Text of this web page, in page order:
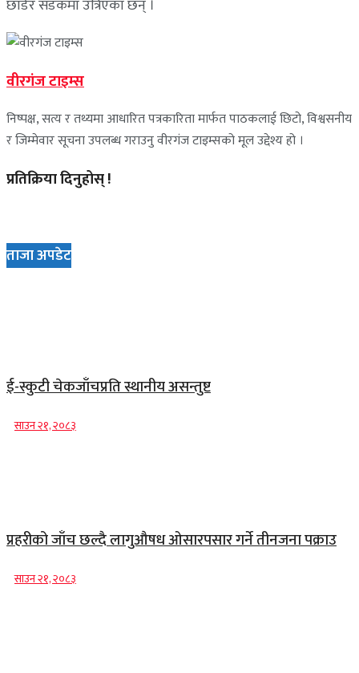
छाडेर सडकमा उत्रिएका छन् ।
वीरगंज टाइम्स
निष्पक्ष, सत्य र तथ्यमा आधारित पत्रकारिता मार्फत पाठकलाई छिटो, विश्वसनीय
र जिम्मेवार सूचना उपलब्ध गराउनु वीरगंज टाइम्सको मूल उद्देश्य हो ।
प्रतिक्रिया दिनुहोस् !
ताजा अपडेट
ई-स्कुटी चेकजाँचप्रति स्थानीय असन्तुष्ट
साउन २१, २०८३
प्रहरीको जाँच छल्दै लागुऔषध ओसारपसार गर्ने तीनजना पक्राउ
साउन २१, २०८३